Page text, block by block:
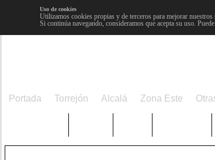
Uso de cookies
Utilizamos cookies propias y de terceros para mejorar
Si continúa navegando, consideramos que acepta su uso.
Portada Torrejón Alcalá Zona Este